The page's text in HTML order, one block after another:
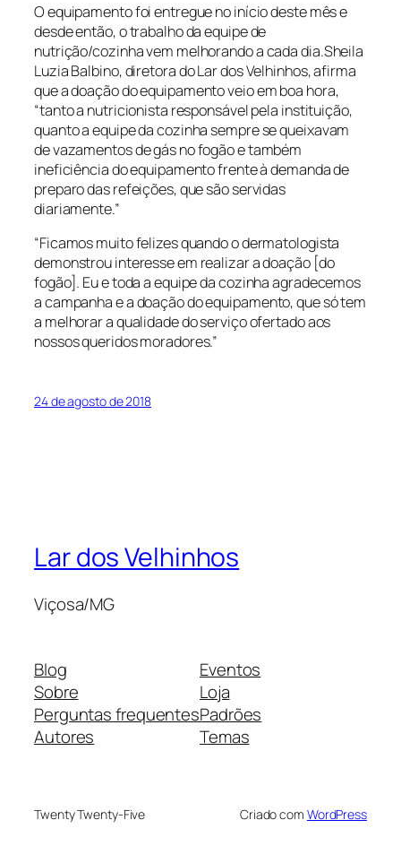
O equipamento foi entregue no início deste mês e
desde então, o trabalho da equipe de
nutrição/cozinha vem melhorando a cada dia.Sheila
LuziaBalbino, diretora do Lar dos Velhinhos, afirma
que a doação do equipamento veio em boa hora,
“tanto a nutricionista responsável pela instituição,
quanto a equipe da cozinha sempre se queixavam
de vazamentos de gás no fogão e também
ineficiência do equipamento frente à demanda de
preparo das refeições, que são servidas
diariamente.”
“Ficamos muito felizes quando o dermatologista
demonstrou interesse em realizar a doação [do
fogão]. Eu e toda a equipe da cozinha agradecemos
a campanha e a doação do equipamento, que só tem
a melhorar a qualidade do serviço ofertado aos
nossos queridos moradores.”
24 de agosto de 2018
Lar dos Velhinhos
Viçosa/MG
Blog
Sobre
Perguntas frequentes
Autores
Eventos
Loja
Padrões
Temas
Twenty Twenty-Five Criado com WordPress